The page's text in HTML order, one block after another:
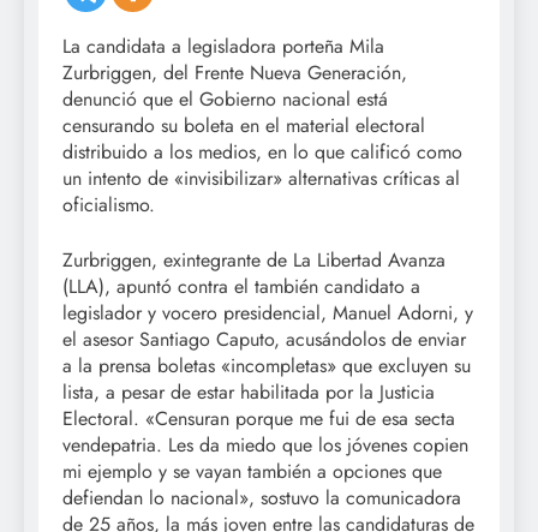
La candidata a legisladora porteña Mila
Zurbriggen, del Frente Nueva Generación,
denunció que el Gobierno nacional está
censurando su boleta en el material electoral
distribuido a los medios, en lo que calificó como
un intento de «invisibilizar» alternativas críticas al
oficialismo.
Zurbriggen, exintegrante de La Libertad Avanza
(LLA), apuntó contra el también candidato a
legislador y vocero presidencial, Manuel Adorni, y
el asesor Santiago Caputo, acusándolos de enviar
a la prensa boletas «incompletas» que excluyen su
lista, a pesar de estar habilitada por la Justicia
Electoral. «Censuran porque me fui de esa secta
vendepatria. Les da miedo que los jóvenes copien
mi ejemplo y se vayan también a opciones que
defiendan lo nacional», sostuvo la comunicadora
de 25 años, la más joven entre las candidaturas de